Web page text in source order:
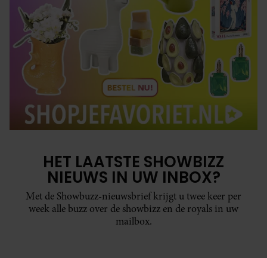
HET LAATSTE SHOWBIZZ
NIEUWS IN UW INBOX?
Met de Showbuzz-nieuwsbrief krijgt u twee keer per
week alle buzz over de showbizz en de royals in uw
mailbox.